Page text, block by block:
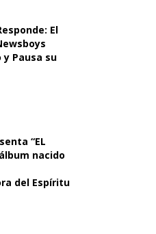
El
Pausa su
“EL
álbum nacido
del Espíritu